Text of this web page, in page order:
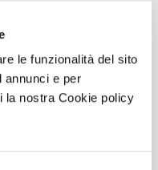
le funzionalità del sito
annunci e per
la nostra Cookie policy